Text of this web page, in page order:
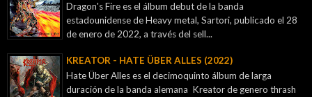
Dragon's Fire es el álbum debut de la banda
estadounidense de Heavy metal, Sartori, publicado el 28
de enero de 2022, a través del sell...
KREATOR - ‎HATE ÜBER ALLES (2022)
Hate Über Alles es el decimoquinto álbum de larga
duración de la banda alemana Kreator de genero thrash